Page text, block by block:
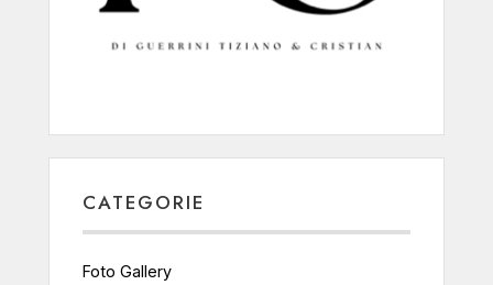
CATEGORIE
Foto Gallery